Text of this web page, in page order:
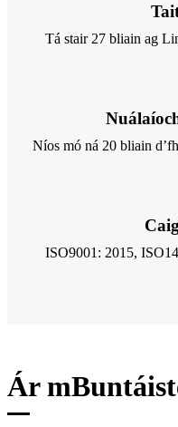
Tá stair 27 bliain ag
Níos mó ná 20 bliain
ISO9001: 2015,
Ár